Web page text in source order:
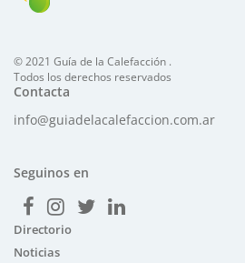
© 2021 Guía de la Calefacción .
Todos los derechos reservados
Contacta
info@guiadelacalefaccion.com.ar
Seguinos en
Directorio
Noticias